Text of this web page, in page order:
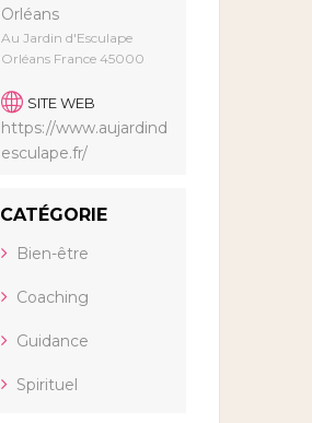
Orléans
Au Jardin d'Esculape
Orléans France 45000
SITE WEB
https://www.aujardind
esculape.fr/
CATÉGORIE
Bien-être
Coaching
Guidance
Spirituel